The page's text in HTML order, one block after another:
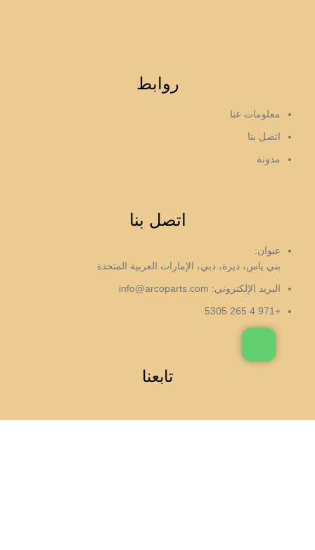
روابط
معلومات عنا
اتصل بنا
مدونة
اتصل بنا
عنوان:
بني ياس، ديرة، دبي، الإمارات العربية المتحدة
البريد الإلكتروني: info@arcoparts.com
+971 4 265 5305
تابعنا